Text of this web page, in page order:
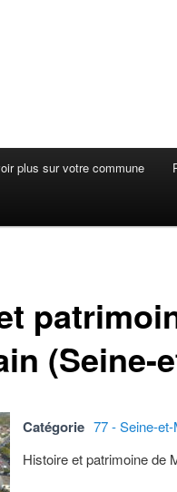
plus sur votre commune
(Seine-
Catégorie 77 - Seine-
Histoire et patrimoine de